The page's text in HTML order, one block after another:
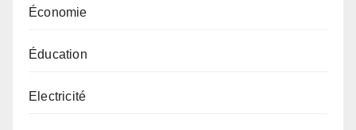
Économie
Éducation
Electricité